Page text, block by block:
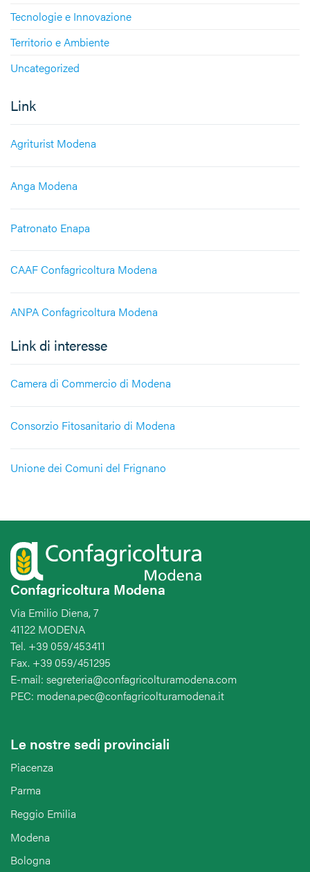
Tecnologie e Innovazione
Territorio e Ambiente
Uncategorized
Link
Agriturist Modena
Anga Modena
Patronato Enapa
CAAF Confagricoltura Modena
ANPA Confagricoltura Modena
Link di interesse
Camera di Commercio di Modena
Consorzio Fitosanitario di Modena
Unione dei Comuni del Frignano
Confagricoltura Modena
Via Emilio Diena, 7
41122 MODENA
Tel. +39 059/453411
Fax. +39 059/451295
E-mail: segreteria@confagricolturamodena.com
PEC: modena.pec@confagricolturamodena.it
Le nostre sedi provinciali
Piacenza
Parma
Reggio Emilia
Modena
Bologna